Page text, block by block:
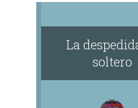
La
soltero